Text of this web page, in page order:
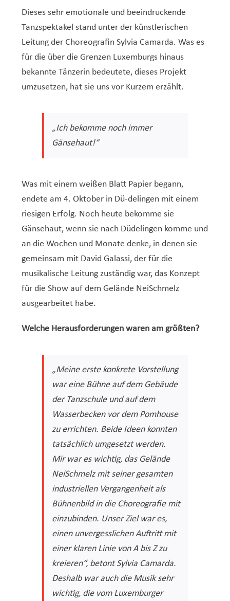
Dieses sehr emotionale und beeindruckende
Tanzspektakel stand unter der künstlerischen
Leitung der Choreografin Sylvia Camarda. Was es
für die über die Grenzen Luxemburgs hinaus
bekannte Tänzerin bedeutete, dieses Projekt
umzusetzen, hat sie uns vor Kurzem erzählt.
„Ich bekomme noch immer
Gänsehaut!“
Was mit einem weißen Blatt Papier begann,
endete am 4. Oktober in Dü-delingen mit einem
riesigen Erfolg. Noch heute bekomme sie
Gänsehaut, wenn sie nach Düdelingen komme und
an die Wochen und Monate denke, in denen sie
gemeinsam mit David Galassi, der für die
musikalische Leitung zuständig war, das Konzept
für die Show auf dem Gelände NeiSchmelz
ausgearbeitet habe.
Welche Herausforderungen waren am größten?
„Meine erste konkrete Vorstellung
war eine Bühne auf dem Gebäude
der Tanzschule und auf dem
Wasserbecken vor dem Pomhouse
zu errichten. Beide Ideen konnten
tatsächlich umgesetzt werden.
Mir war es wichtig, das Gelände
NeiSchmelz mit seiner gesamten
industriellen Vergangenheit als
Bühnenbild in die Choreografie mit
einzubinden. Unser Ziel war es,
einen unvergesslichen Auftritt mit
einer klaren Linie von A bis Z zu
kreieren“, betont Sylvia Camarda.
Deshalb war auch die Musik sehr
wichtig, die vom Luxemburger